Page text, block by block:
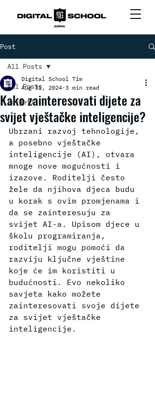
Post
All Posts
Savjeti
All Posts
Kako zainteresovati dijete za
svijet vještačke inteligencije?
Digital School Tim
Aug 31, 2024 3 min read
Ubrzani razvoj tehnologije,
a posebno vještačke
inteligencije (AI), otvara
mnoge nove mogućnosti i
izazove. Roditelji često
žele da njihova djeca budu
u korak s ovim promjenama i
da se zainteresuju za
svijet AI-a. Upisom djece u
školu programiranja,
roditelji mogu pomoći da
razviju ključne vještine
koje će im koristiti u
budućnosti. Evo nekoliko
savjeta kako možete
zainteresovati svoje dijete
za svijet vještačke
inteligencije.